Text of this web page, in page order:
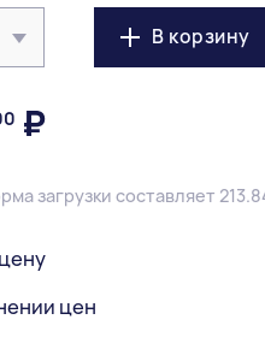
₽
В корзину
загрузки составляет
цен